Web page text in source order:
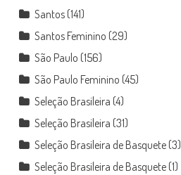
Santos(141)
Santos Feminino (29)
São Paulo (156)
São Paulo Feminino (45)
Seleção Brasileira (4)
Seleção Brasileira (31)
Seleção Brasileira de Basquete(3)
Seleção Brasileira de Basquete(1)